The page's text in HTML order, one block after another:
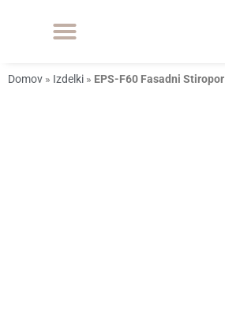
Domov » Izdelki » EPS-F60 Fasadni Stiropor